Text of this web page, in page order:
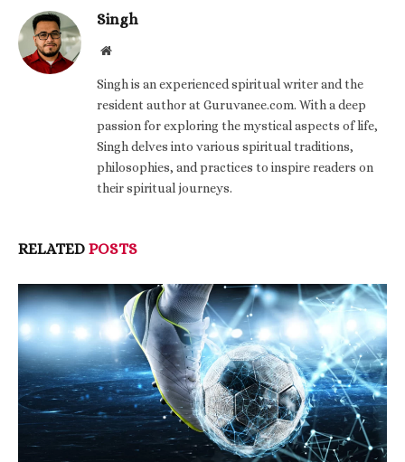
Singh
Website
Singh is an experienced spiritual writer and the
resident author at Guruvanee.com. With a deep
passion for exploring the mystical aspects of life,
Singh delves into various spiritual traditions,
philosophies, and practices to inspire readers on
their spiritual journeys.
RELATED POSTS